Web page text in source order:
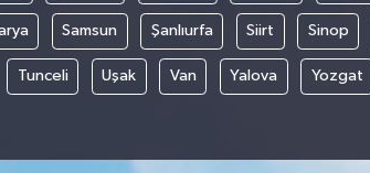
Samsun Şanlıurfa Siirt Sinop
Tunceli Uşak Van Yalova Yozgat